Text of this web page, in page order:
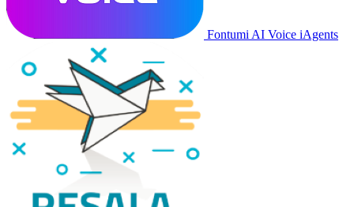
Fontumi AI Voice iAgents